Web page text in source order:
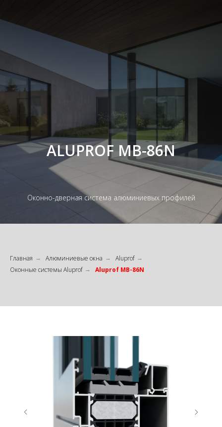
ALUPROF MB-86N
Оконно-дверная система алюминиевых профилей
Главная → Алюминиевые окна → Aluprof →
Оконные системы Aluprof → Aluprof MB-86N